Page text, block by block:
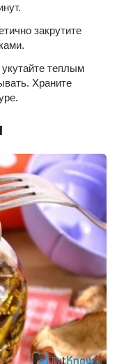
закрутите
теплым
Храните